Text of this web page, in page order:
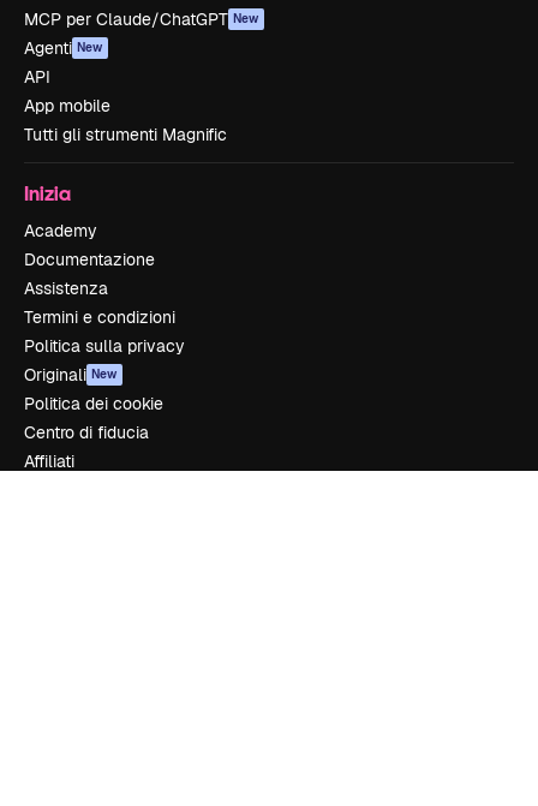
MCP per Claude/ChatGPT New
Agenti New
API
App mobile
Tutti gli strumenti Magnific
Inizia
Academy
Documentazione
Assistenza
Termini e condizioni
Politica sulla privacy
Originali New
Politica dei cookie
Centro di fiducia
Affiliati